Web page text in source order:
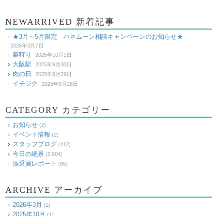
NEWARRIVED 新着記事
★3月～5月限定 ハネムーン相談キャンペーンのお知らせ★
2026年3月7日
梨狩り 2025年10月1日
大阪駅 2025年9月30日
肉の日 2025年9月29日
イチジク 2025年9月28日
CATEGORY カテゴリー
お知らせ (2)
イベント情報 (2)
スタッフブログ (412)
今日の絶景 (2,804)
添乗員レポート (85)
ARCHIVE アーカイブ
2026年3月 (1)
2025年10月 (1)